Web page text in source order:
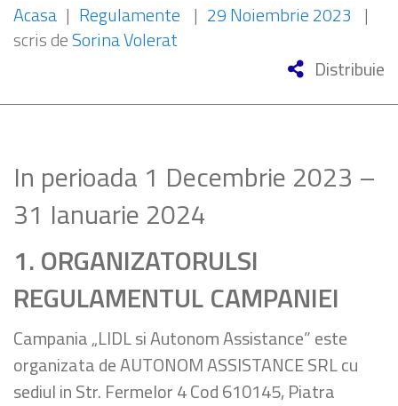
Acasa | Regulamente | 29 Noiembrie 2023 |
scris deSorina Volerat
Distribuie
In perioada 1 Decembrie 2023 –
31 Ianuarie 2024
1. ORGANIZATORULSI
REGULAMENTUL CAMPANIEI
Campania „LIDL si Autonom Assistance” este
organizata de AUTONOM ASSISTANCE SRL cu
sediul in Str. Fermelor 4 Cod 610145, Piatra